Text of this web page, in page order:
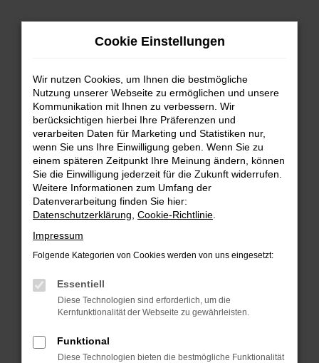
Zum
FEHLER: NETWORK ERROR
Beim Laden ist ein Fehler aufgetreten.
Hier sind ein paar Tipps, die dir helfen können:
Überprüfe deine Firewall und deine
Internetverbindung.
Laden andere Webseiten, zum Beispiel deine
Manche Erweiterungen, wie Werbeblocker,
verhindern. Funktioniert die Seite in einem
anderen Browser oder in einem privaten
Cookie Einstellungen
Wir nutzen Cookies, um Ihnen die bestmögliche
Nutzung unserer Webseite zu ermöglichen und unsere
Kommunikation mit Ihnen zu verbessern. Wir
berücksichtigen hierbei Ihre Präferenzen und
verarbeiten Daten für Marketing und Statistiken nur,
wenn Sie uns Ihre Einwilligung geben. Wenn Sie zu
einem späteren Zeitpunkt Ihre Meinung ändern, können
Sie die Einwilligung jederzeit für die Zukunft widerrufen.
Weitere Informationen zum Umfang der
Datenverarbeitung finden Sie hier:
Datenschutzerklärung Cookie-Richtlinie
Impressum
Folgende Kategorien von Cookies werden von uns eingesetzt:
Essentiell
Diese Technologien sind erforderlich, um die
Kernfunktionalität der Webseite zu gewährleisten.
Funktional
Diese Technologien bieten die bestmögliche Funktionalität